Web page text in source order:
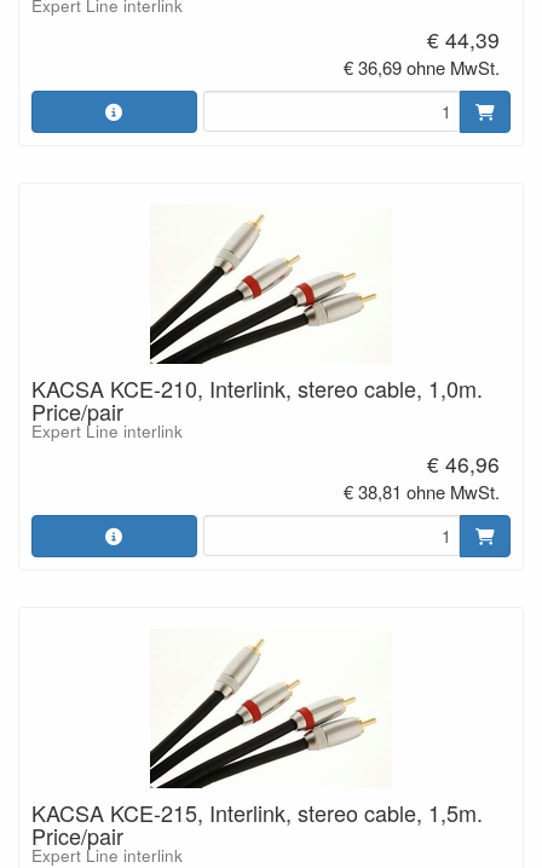
Expert Line interlink
€ 44,39
€ 36,69 ohne MwSt.
KACSA KCE-210, Interlink, stereo cable, 1,0m.
Price/pair
Expert Line interlink
€ 46,96
€ 38,81 ohne MwSt.
KACSA KCE-215, Interlink, stereo cable, 1,5m.
Price/pair
Expert Line interlink